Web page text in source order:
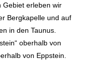
Gebiet erleben wir
Bergkapelle und auf
in den Taunus.
oberhalb von
von Eppstein.